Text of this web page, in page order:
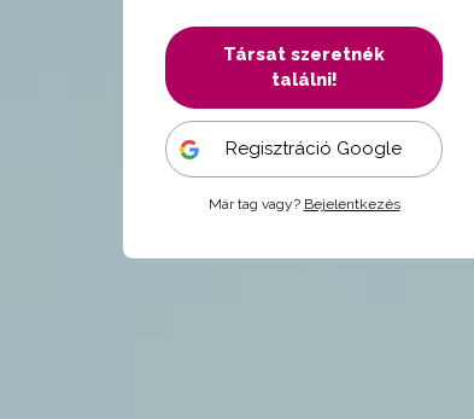
Társat szeretnék
találni!
Regisztráció Google
Már tag vagy? Bejelentkezés